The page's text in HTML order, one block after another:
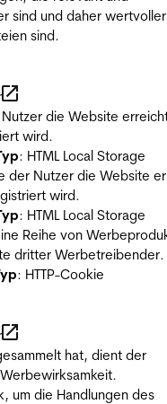
sind und daher
sind.
die Website
wird.
: HTML Local Storage
der Nutzer die Website
wird.
: HTML Local Storage
Reihe von
dritter Werbetreibender.
: HTTP-Cookie
hat, dient der
um die Handlungen des